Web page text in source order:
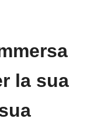
la sua